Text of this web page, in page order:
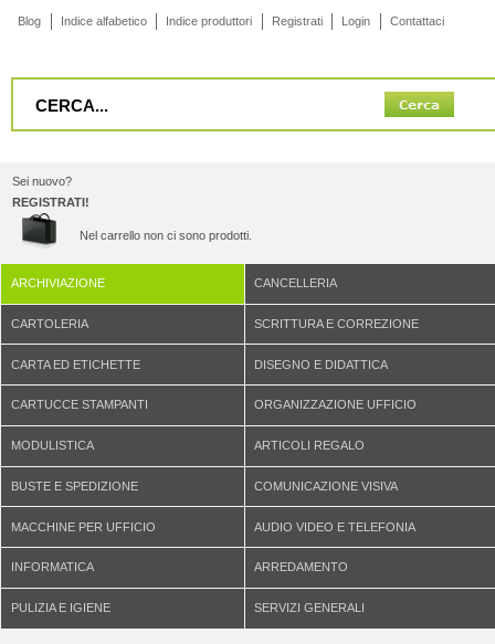
Blog Indice alfabetico Indice produttori Registrati Login Contattaci
Sei nuovo?
REGISTRATI!
Nel carrello non ci sono prodotti.
ARCHIVIAZIONE CANCELLERIA
CARTOLERIA SCRITTURA E CORREZIONE
CARTA ED ETICHETTE DISEGNO E DIDATTICA
CARTUCCE STAMPANTI ORGANIZZAZIONE UFFICIO
MODULISTICA ARTICOLI REGALO
BUSTE E SPEDIZIONE COMUNICAZIONE VISIVA
MACCHINE PER UFFICIO AUDIO VIDEO E TELEFONIA
INFORMATICA ARREDAMENTO
PULIZIA E IGIENE SERVIZI GENERALI